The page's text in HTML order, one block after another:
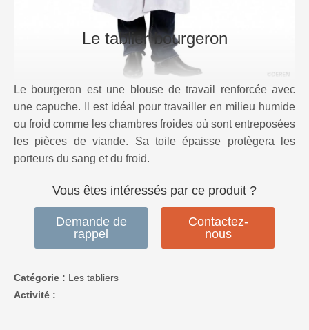
Le tablier bourgeron
Le bourgeron est une blouse de travail renforcée avec
une capuche. Il est idéal pour travailler en milieu humide
ou froid comme les chambres froides où sont entreposées
les pièces de viande. Sa toile épaisse protègera les
porteurs du sang et du froid.
Vous êtes intéressés par ce produit ?
Demande de
rappel
Contactez-
nous
Catégorie : Les tabliers
Activité :